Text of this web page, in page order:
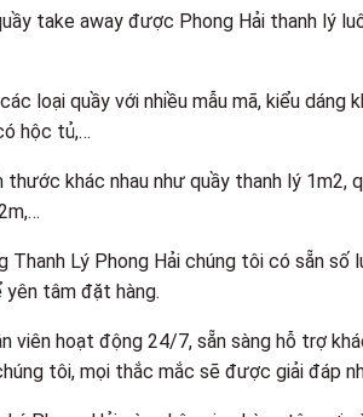
take away được Phong Hải thanh lý
loại quầy với nhiều mẫu mã, kiểu dáng
hộc tủ,…
thước khác nhau như quầy thanh lý 1m2,
Thanh Lý Phong Hải chúng tôi có sẵn số
yên tâm đặt hàng.
viên hoạt động 24/7, sẵn sàng hỗ trợ
tôi, mọi thắc mắc sẽ được giải đáp